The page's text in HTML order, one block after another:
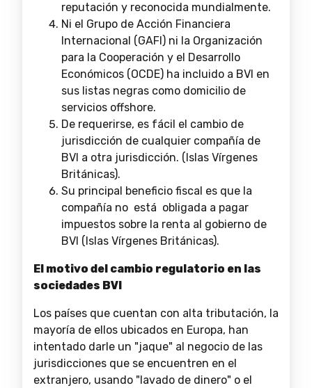
reputación y reconocida mundialmente.
Ni el Grupo de Acción Financiera
Internacional (GAFI) ni la Organización
para la Cooperación y el Desarrollo
Económicos (OCDE) ha incluido a BVI en
sus listas negras como domicilio de
servicios offshore.
De requerirse, es fácil el cambio de
jurisdicción de cualquier compañía de
BVI a otra jurisdicción. (Islas Vírgenes
Británicas).
Su principal beneficio fiscal es que la
compañía no está obligada a pagar
impuestos sobre la renta al gobierno de
BVI (Islas Vírgenes Británicas).
El motivo del cambio regulatorio en las
sociedades BVI
Los países que cuentan con alta tributación, la
mayoría de ellos ubicados en Europa, han
intentado darle un "jaque" al negocio de las
jurisdicciones que se encuentren en el
extranjero, usando "lavado de dinero" o el